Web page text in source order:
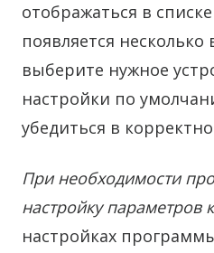
отображаться в
появляется несколько
выберите нужное
настройки по
убедиться в
При необходимости
настройку параметров
настройках